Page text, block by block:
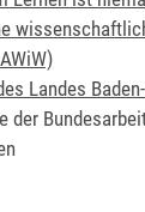
Landes
der